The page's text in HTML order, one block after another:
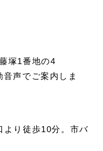
塚1番地の4
声でご案内しま
より徒歩10分。市バ